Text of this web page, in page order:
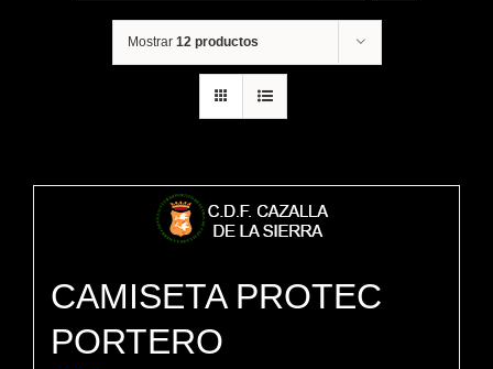
Mostrar 12 productos
CAMISETA PROTEC
PORTERO